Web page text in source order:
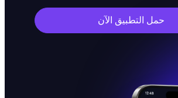
حمل التطبيق الآن